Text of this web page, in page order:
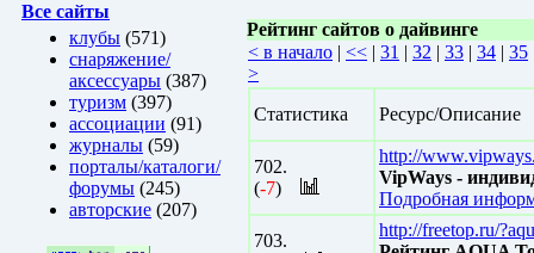
Все сайты
клубы (571)
снаряжение/
аксессуары (387)
туризм (397)
ассоциации (91)
журналы (59)
порталы/каталоги/
форумы (245)
авторские (207)
Рейтинг сайтов о дайвинге
< в начало | << | 31 | 32 | 33 | 34 | 35
>
Статистика
Ресурс/Описание
702.
(-7)
http://
VipWays -
Подробная
703.
http://freetop.ru/